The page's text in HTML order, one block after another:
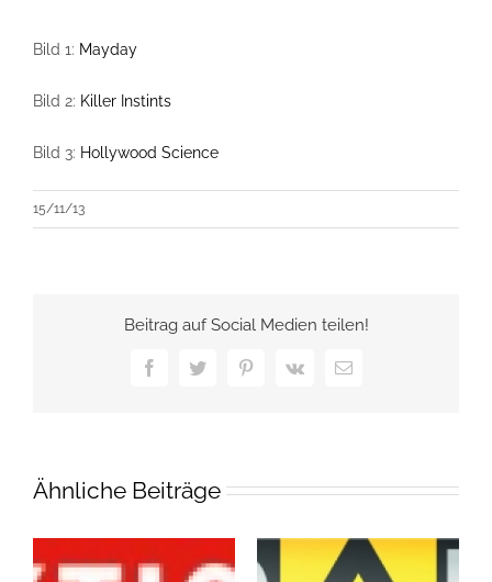
Bild 1: Mayday
Bild 2: Killer Instints
Bild 3: Hollywood Science
15/11/13
Beitrag auf Social Medien teilen!
FacebookTwitterPinterest
Vk
E-
Ähnliche Beiträge